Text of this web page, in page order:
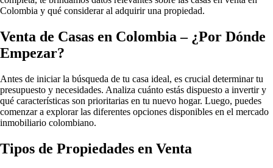
Colombia y qué considerar al adquirir una propiedad.
Venta de Casas en Colombia – ¿Por Dónde
Empezar?
Antes de iniciar la búsqueda de tu casa ideal, es crucial determinar tu
presupuesto y necesidades. Analiza cuánto estás dispuesto a invertir y
qué características son prioritarias en tu nuevo hogar. Luego, puedes
comenzar a explorar las diferentes opciones disponibles en el mercado
inmobiliario colombiano.
Tipos de Propiedades en Venta